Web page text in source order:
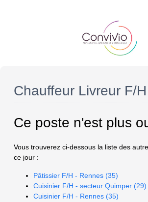
Chauffeur Livreur F/H
Ce poste n'est plus
Vous trouverez ci-dessous la liste des
ce jour :
Pâtissier F/H - Rennes (35)
Cuisinier F/H - secteur Quimper (29)
Cuisinier F/H - Rennes (35)